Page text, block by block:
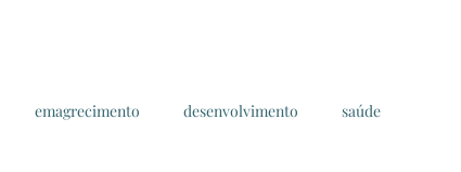
emagrecimento desenvolvimento saúde